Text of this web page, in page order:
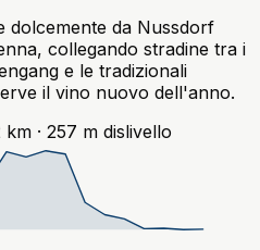
dolcemente da Nussdorf
collegando stradine tra i
e le tradizionali
il vino nuovo dell'anno.
km · 257 m dislivello